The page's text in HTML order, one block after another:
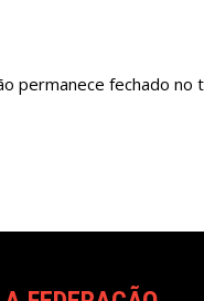
permanece fechado no